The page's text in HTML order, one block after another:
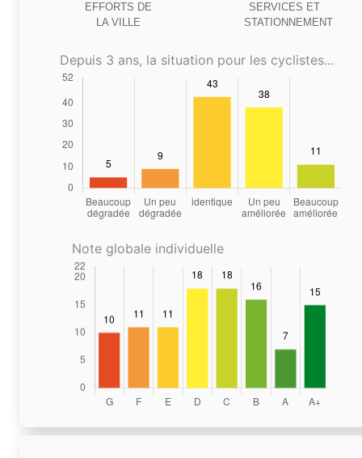
EFFORTS DE
LA VILLE
SERVICES ET
STATIONNEMENT
Depuis 3 ans, la situation pour les cyclistes...
Note globale individuelle